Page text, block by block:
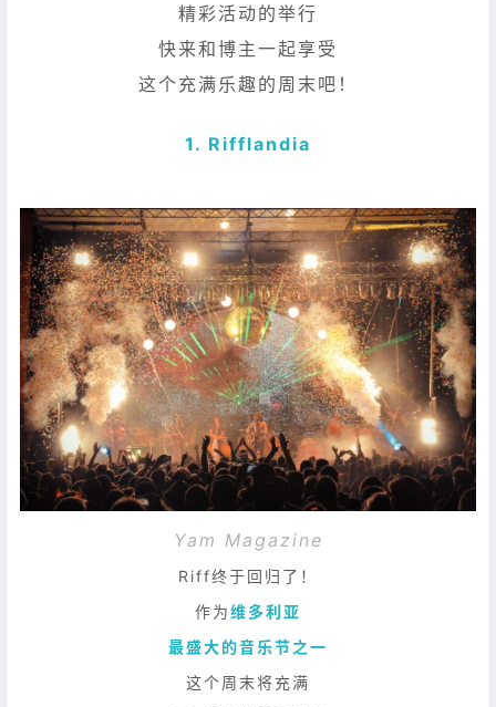
精彩活动的举行
快来和博主一起享受
这个充满乐趣的周末吧！
1. Rifflandia
Yam Magazine
Riff终于回归了！
作为维多利亚
最盛大的音乐节之一
这个周末将充满